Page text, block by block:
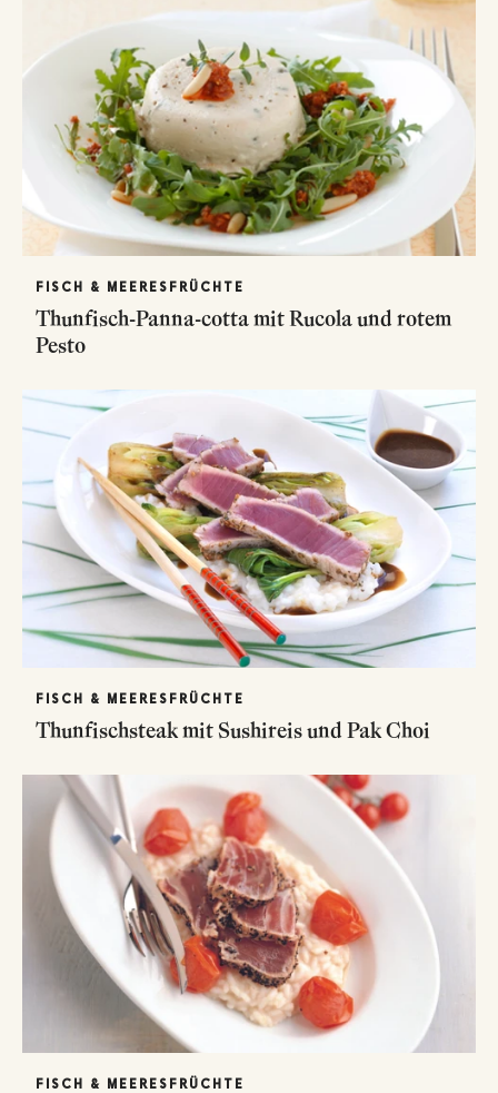
FISCH & MEERESFRÜCHTE
Thunfisch-Panna-cotta mit Rucola und rotem
Pesto
FISCH & MEERESFRÜCHTE
Thunfischsteak mit Sushireis und Pak Choi
FISCH & MEERESFRÜCHTE